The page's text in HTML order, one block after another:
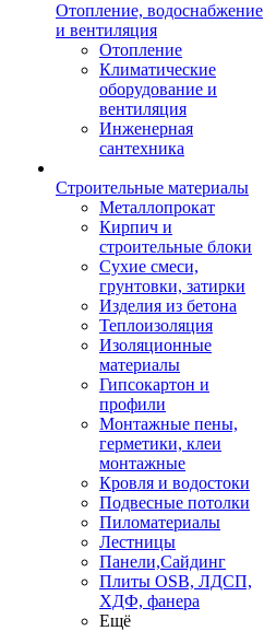
Отопление, водоснабжение
и вентиляция
Отопление
Климатические
оборудование и
вентиляция
Инженерная
сантехника
Строительные материалы
Металлопрокат
Кирпич и
строительные блоки
Сухие смеси,
грунтовки, затирки
Изделия из бетона
Теплоизоляция
Изоляционные
материалы
Гипсокартон и
профили
Монтажные пены,
герметики, клеи
монтажные
Кровля и водостоки
Подвесные потолки
Пиломатериалы
Лестницы
Панели,Сайдинг
Плиты OSB, ЛДСП,
ХДФ, фанера
Ещё